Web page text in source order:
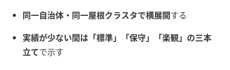
同一自治体・同一屋根クラスタで横展開する
実績が少ない間は「標準」「保守」「楽観」の三本
立てで示す